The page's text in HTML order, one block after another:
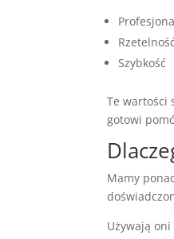
Rzetelność
Szybkość
Te wartości
gotowi
Mamy
Używają